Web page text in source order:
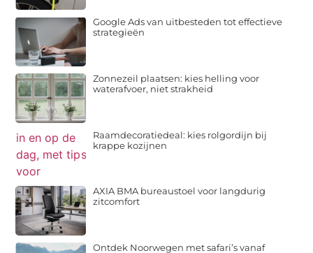
Google Ads van uitbesteden tot effectieve
strategieën
Zonnezeil plaatsen: kies helling voor
waterafvoer, niet strakheid
Raamdecoratiedeal: kies rolgordijn bij
krappe kozijnen
AXIA BMA bureaustoel voor langdurig
zitcomfort
Ontdek Noorwegen met safari’s vanaf